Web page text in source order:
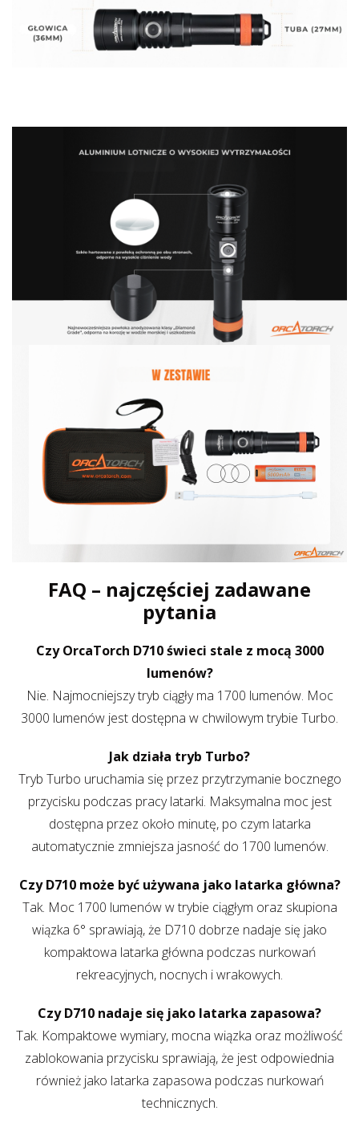
FAQ – najczęściej zadawane
pytania
Czy OrcaTorch D710 świeci stale z mocą 3000
lumenów?
Nie. Najmocniejszy tryb ciągły ma 1700 lumenów. Moc
3000 lumenów jest dostępna w chwilowym trybie Turbo.
Jak działa tryb Turbo?
Tryb Turbo uruchamia się przez przytrzymanie bocznego
przycisku podczas pracy latarki. Maksymalna moc jest
dostępna przez około minutę, po czym latarka
automatycznie zmniejsza jasność do 1700 lumenów.
Czy D710 może być używana jako latarka główna?
Tak. Moc 1700 lumenów w trybie ciągłym oraz skupiona
wiązka 6° sprawiają, że D710 dobrze nadaje się jako
kompaktowa latarka główna podczas nurkowań
rekreacyjnych, nocnych i wrakowych.
Czy D710 nadaje się jako latarka zapasowa?
Tak. Kompaktowe wymiary, mocna wiązka oraz możliwość
zablokowania przycisku sprawiają, że jest odpowiednia
również jako latarka zapasowa podczas nurkowań
technicznych.